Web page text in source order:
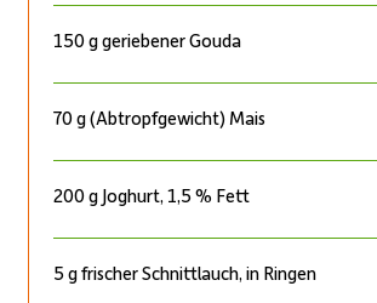
150 g geriebener Gouda
70 g (Abtropfgewicht) Mais
200 g Joghurt, 1,5 % Fett
5 g frischer Schnittlauch, in Ringen